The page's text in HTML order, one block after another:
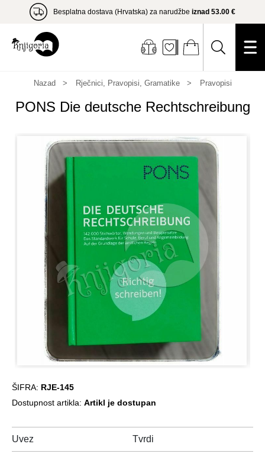
Besplatna dostava (Hrvatska) za narudžbe iznad 53.00 €
Nazad Rječnici, Pravopisi, Gramatike Pravopisi
PONS Die deutsche Rechtschreibung
ŠIFRA: RJE-145
Dostupnost artikla: Artikl je dostupan
Uvez Tvrdi